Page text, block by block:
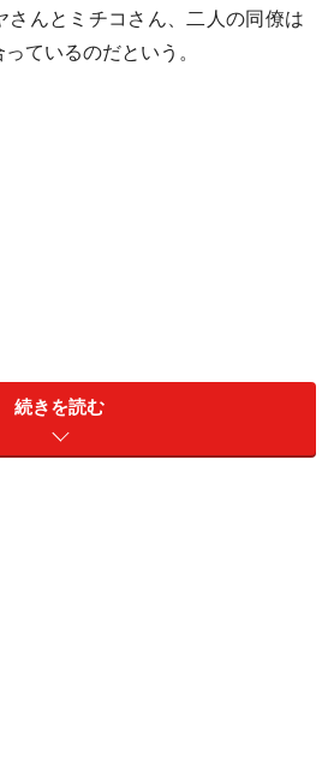
さんとミチコさん、二人の同僚は
ているのだという。
カヤさんはバツイチ独身、ミチコ
続きを読む